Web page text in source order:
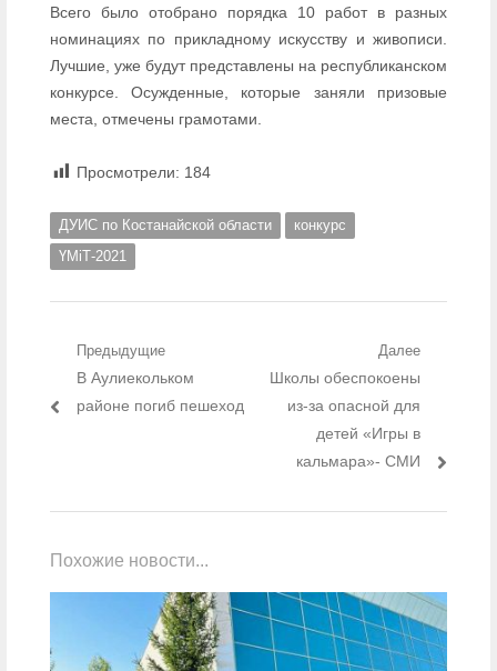
Всего было отобрано порядка 10 работ в разных
номинациях по прикладному искусству и живописи.
Лучшие, уже будут представлены на республиканском
конкурсе. Осужденные, которые заняли призовые
места, отмечены грамотами.
Просмотрели: 184
ДУИС по Костанайской области
конкурс
ҮМіТ-2021
Навигация по записям
Предыдущие
Предыдущий пост:
В Аулиекольком
районе погиб пешеход
Далее
Следующий пост:
Школы обеспокоены
из-за опасной для
детей «Игры в
кальмара»- СМИ
Похожие новости...